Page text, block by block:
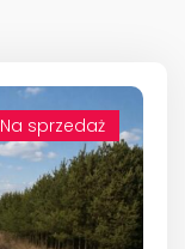
Na sprzedaż